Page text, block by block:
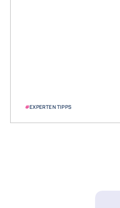
#EXPERTEN TIPPS